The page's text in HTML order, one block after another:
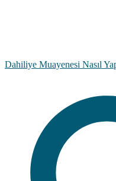
Dahiliye Muayenesi Nasıl